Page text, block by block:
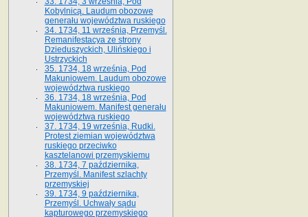
Kobylnicą. Laudum obozowe
generału województwa ruskiego
34. 1734, 11 września, Przemyśl.
Remanifestacya ze strony
Dzieduszyckich, Ulińskiego i
Ustrzyckich
35. 1734, 18 września, Pod
Makuniowem. Laudum obozowe
województwa ruskiego
36. 1734, 18 września, Pod
Makuniowem. Manifest generału
województwa ruskiego
37. 1734, 19 września, Rudki.
Protest ziemian województwa
ruskiego przeciwko
kasztelanowi przemyskiemu
38. 1734, 7 października,
Przemyśl. Manifest szlachty
przemyskiej
39. 1734, 9 października,
Przemyśl. Uchwały sądu
kapturowego przemyskiego